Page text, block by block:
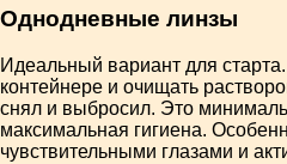
Однодневные линзы
Идеальный вариант для
контейнере и очищать
снял и выбросил. Это
максимальная гигиена.
чувствительными глазами и